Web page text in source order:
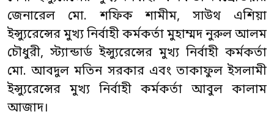
জেনারেল মো. শফিক শামীম, সাউথ এশিয়া
ইন্স্যুরেন্সের মুখ্য নির্বাহী কর্মকর্তা মুহাম্মদ নুরুল আলম
চৌধুরী, স্ট্যান্ডার্ড ইন্স্যুরেন্সের মুখ্য নির্বাহী কর্মকর্তা
মো. আবদুল মতিন সরকার এবং তাকাফুল ইসলামী
ইন্স্যুরেন্সের মুখ্য নির্বাহী কর্মকর্তা আবুল কালাম
আজাদ।